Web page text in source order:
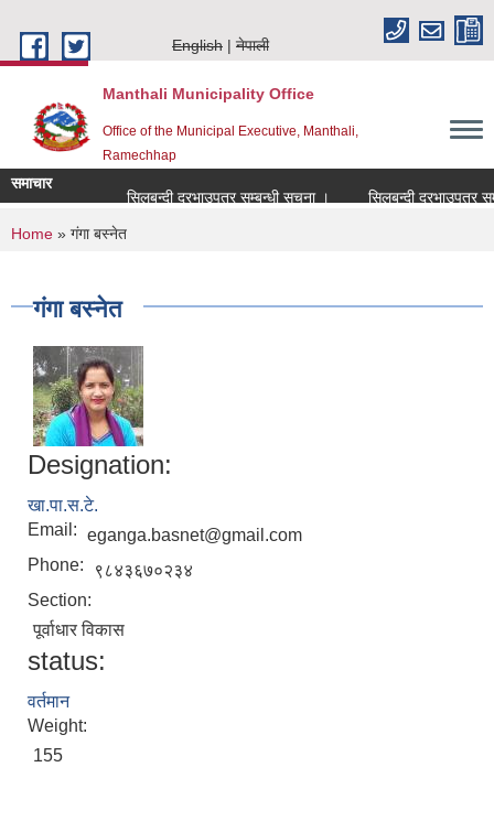
English
नेपाली
Manthali Municipality Office
Office of the Municipal Executive, Manthali,
Ramechhap
समाचार
सिलबन्दी दरभाउपत्र सम्बन्धी सूचना ।
सिलबन्दी दरभाउपत्र
You are here
Home » गंगा बस्नेत
गंगा बस्नेत
Designation:
खा.पा.स.टे.
Email: eganga.basnet@gmail.com
Phone:
९८४३६७०२३४
Section:
पूर्वाधार विकास
status:
वर्तमान
Weight:
155